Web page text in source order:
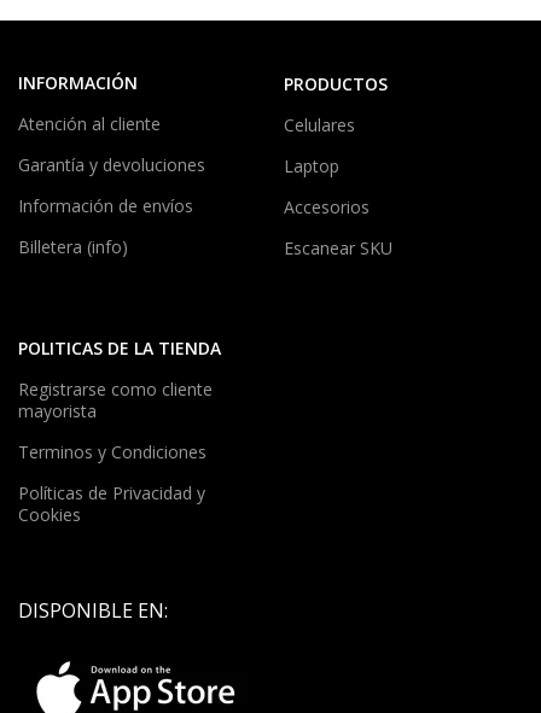
INFORMACIÓN
Atención al cliente
Garantía y devoluciones
Información de envíos
Billetera (info)
PRODUCTOS
Celulares
Laptop
Accesorios
Escanear SKU
POLITICAS DE LA TIENDA
Registrarse como cliente
mayorista
Terminos y Condiciones
Políticas de Privacidad y
Cookies
DISPONIBLE EN: